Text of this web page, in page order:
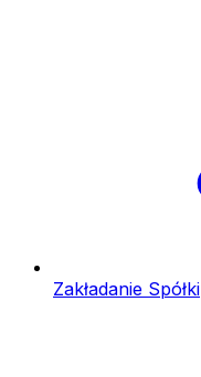
Zakładanie Spółki